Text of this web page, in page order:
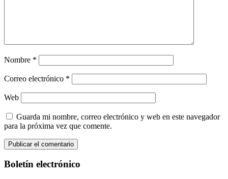
Nombre *
Correo electrónico *
Web
Guarda mi nombre, correo electrónico y web en este navegador
para la próxima vez que comente.
Boletín electrónico